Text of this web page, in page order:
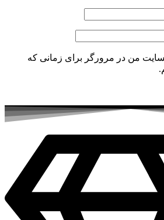
من در مرورگر برای زمانی که